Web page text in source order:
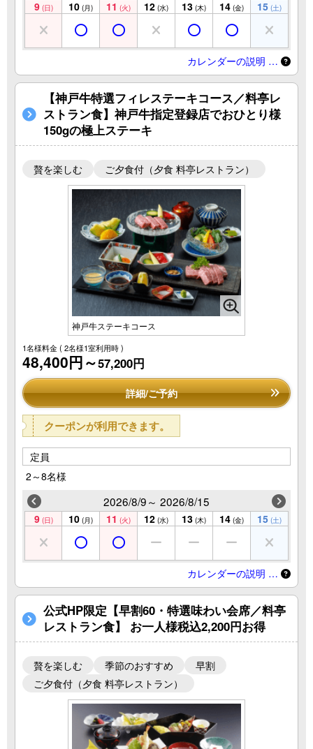
9 (日) 10 (月) 11 (火) 12 (水) 13 (木) 14 (金) 15 (土)
カレンダーの説明 …
【神戸牛特選フィレステーキコース／料亭レ
ストラン食】神戸牛指定登録店でおひとり様
150gの極上ステーキ
贅を楽しむ ご夕食付（夕食 料亭レストラン）
神戸牛ステーキコース
1名様料金( 2名様1室利用時 )
48,400円～57,200円
詳細/ご予約
クーポンが利用できます。
定員
2～8名様
2026/8/9～ 2026/8/15
9 (日) 10 (月) 11 (火) 12 (水) 13 (木) 14 (金) 15 (土)
カレンダーの説明 …
公式HP限定【早割60・特選味わい会席／料亭
レストラン食】 お一人様税込2,200円お得
贅を楽しむ 季節のおすすめ
早割
ご夕食付（夕食 料亭レストラン）